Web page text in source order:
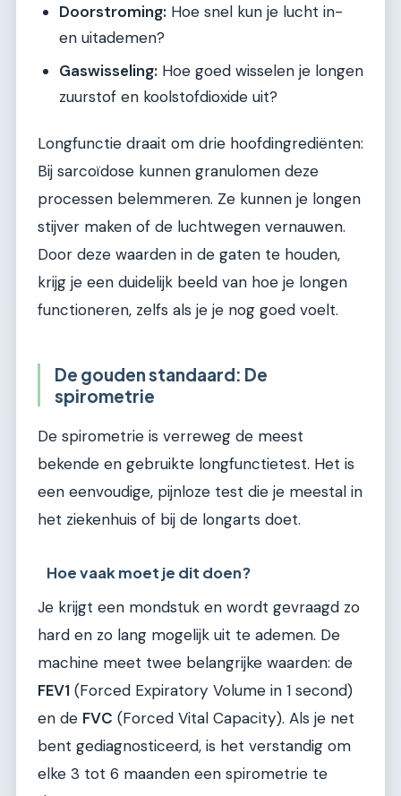
Doorstroming: Hoe snel kun je lucht in-
en uitademen?
Gaswisseling: Hoe goed wisselen je longen
zuurstof en koolstofdioxide uit?
Longfunctie draait om drie hoofdingrediënten:
Bij sarcoïdose kunnen granulomen deze
processen belemmeren. Ze kunnen je longen
stijver maken of de luchtwegen vernauwen.
Door deze waarden in de gaten te houden,
krijg je een duidelijk beeld van hoe je longen
functioneren, zelfs als je je nog goed voelt.
De gouden standaard: De
spirometrie
De spirometrie is verreweg de meest
bekende en gebruikte longfunctietest. Het is
een eenvoudige, pijnloze test die je meestal in
het ziekenhuis of bij de longarts doet.
Hoe vaak moet je dit doen?
Je krijgt een mondstuk en wordt gevraagd zo
hard en zo lang mogelijk uit te ademen. De
machine meet twee belangrijke waarden: de
FEV1 (Forced Expiratory Volume in 1 second)
en de FVC (Forced Vital Capacity). Als je net
bent gediagnosticeerd, is het verstandig om
elke 3 tot 6 maanden een spirometrie te